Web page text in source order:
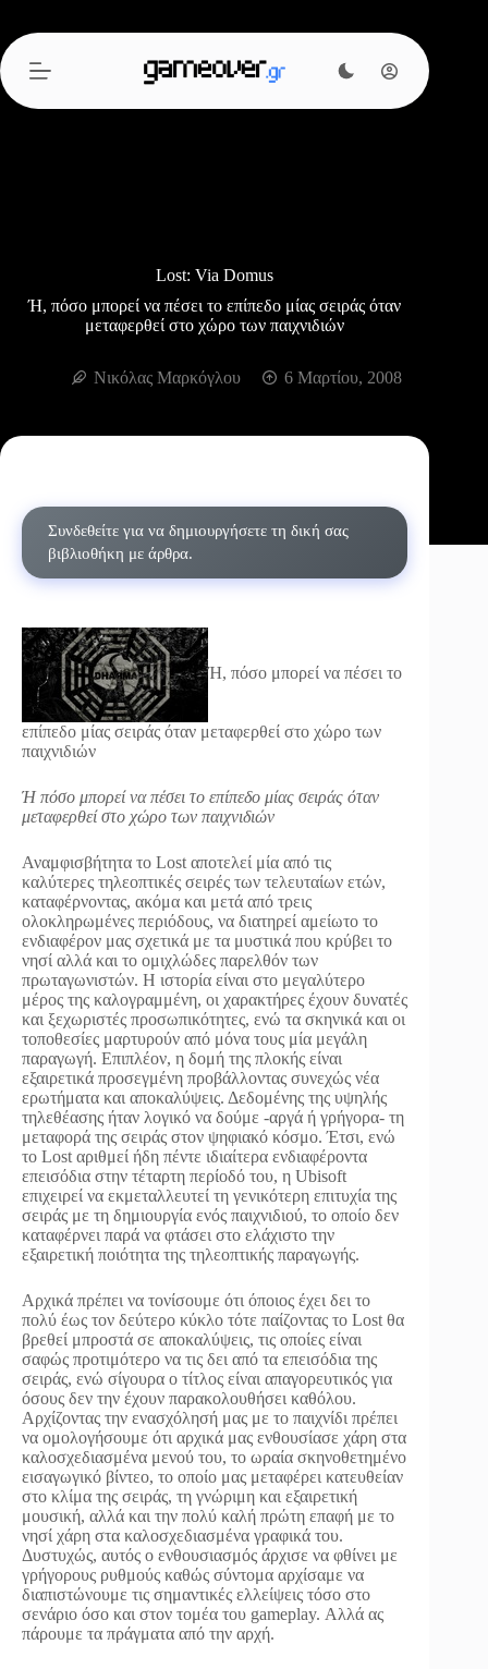
περιεχόμενο
Lost: Via Domus
Ή, πόσο μπορεί να πέσει το επίπεδο μίας σειράς όταν
μεταφερθεί στο χώρο των παιχνιδιών
Νικόλας Μαρκόγλου 6 Μαρτίου, 2008
Συνδεθείτε για να δημιουργήσετε τη δική σας
βιβλιοθήκη με άρθρα.
Ή, πόσο μπορεί να πέσει το
επίπεδο μίας σειράς όταν μεταφερθεί στο χώρο των
παιχνιδιών
Ή πόσο μπορεί να πέσει το επίπεδο μίας σειράς όταν
μεταφερθεί στο χώρο των παιχνιδιών
Αναμφισβήτητα το Lost αποτελεί μία από τις
καλύτερες τηλεοπτικές σειρές των τελευταίων ετών,
καταφέρνοντας, ακόμα και μετά από τρεις
ολοκληρωμένες περιόδους, να διατηρεί αμείωτο το
ενδιαφέρον μας σχετικά με τα μυστικά που κρύβει το
νησί αλλά και το ομιχλώδες παρελθόν των
πρωταγωνιστών. Η ιστορία είναι στο μεγαλύτερο
μέρος της καλογραμμένη, οι χαρακτήρες έχουν δυνατές
και ξεχωριστές προσωπικότητες, ενώ τα σκηνικά και οι
τοποθεσίες μαρτυρούν από μόνα τους μία μεγάλη
παραγωγή. Επιπλέον, η δομή της πλοκής είναι
εξαιρετικά προσεγμένη προβάλλοντας συνεχώς νέα
ερωτήματα και αποκαλύψεις. Δεδομένης της υψηλής
τηλεθέασης ήταν λογικό να δούμε -αργά ή γρήγορα- τη
μεταφορά της σειράς στον ψηφιακό κόσμο. Έτσι, ενώ
το Lost αριθμεί ήδη πέντε ιδιαίτερα ενδιαφέροντα
επεισόδια στην τέταρτη περίοδό του, η Ubisoft
επιχειρεί να εκμεταλλευτεί τη γενικότερη επιτυχία της
σειράς με τη δημιουργία ενός παιχνιδιού, το οποίο δεν
καταφέρνει παρά να φτάσει στο ελάχιστο την
εξαιρετική ποιότητα της τηλεοπτικής παραγωγής.
Αρχικά πρέπει να τονίσουμε ότι όποιος έχει δει το
πολύ έως τον δεύτερο κύκλο τότε παίζοντας το Lost θα
βρεθεί μπροστά σε αποκαλύψεις, τις οποίες είναι
σαφώς προτιμότερο να τις δει από τα επεισόδια της
σειράς, ενώ σίγουρα ο τίτλος είναι απαγορευτικός για
όσους δεν την έχουν παρακολουθήσει καθόλου.
Αρχίζοντας την ενασχόλησή μας με το παιχνίδι πρέπει
να ομολογήσουμε ότι αρχικά μας ενθουσίασε χάρη στα
καλοσχεδιασμένα μενού του, το ωραία σκηνοθετημένο
εισαγωγικό βίντεο, το οποίο μας μεταφέρει κατευθείαν
στο κλίμα της σειράς, τη γνώριμη και εξαιρετική
μουσική, αλλά και την πολύ καλή πρώτη επαφή με το
νησί χάρη στα καλοσχεδιασμένα γραφικά του.
Δυστυχώς, αυτός ο ενθουσιασμός άρχισε να φθίνει με
γρήγορους ρυθμούς καθώς σύντομα αρχίσαμε να
διαπιστώνουμε τις σημαντικές ελλείψεις τόσο στο
σενάριο όσο και στον τομέα του gameplay. Αλλά ας
πάρουμε τα πράγματα από την αρχή.